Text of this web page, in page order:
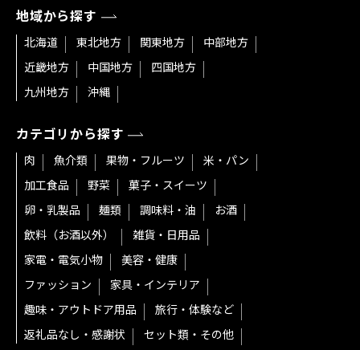
地域から探す
北海道 東北地方 関東地方
中部地方
近畿地方
中国地方
四国地方
九州地方
沖縄
カテゴリから探す
肉 魚介類 果物・フルーツ
米・パン
加工食品
野菜
菓子・スイーツ
卵・乳製品
麺類 調味料・油
お酒
飲料（お酒以外）
雑貨・日用品
家電・電気小物
美容・健康
ファッション
家具・インテリア
趣味・アウトドア用品
旅行・体験など
返礼品なし・感謝状
セット類・その他